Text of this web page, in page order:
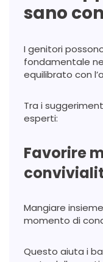
sano
I genitori
fondamentale
equilibrato con
Tra i
esperti:
Favorire
Mangiare
momento di
Questo aiuta i